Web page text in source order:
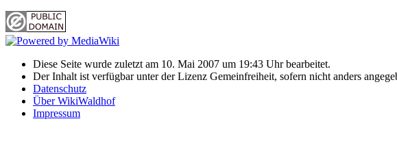
Diese Seite wurde zuletzt am 10. Mai 2007 um 19:43 Uhr bearbeitet.
Der Inhalt ist verfügbar unter der Lizenz Gemeinfreiheit, sofern nicht anders
Datenschutz
Über WikiWaldhof
Impressum